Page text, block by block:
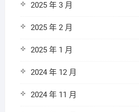
2025 年 3 月
2025 年 2 月
2025 年 1 月
2024 年 12 月
2024 年 11 月